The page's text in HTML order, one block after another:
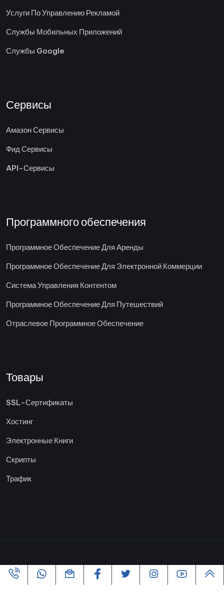
Услуги По Управлению Рекламой
Службы Мобильных Приложений
Службы Google
Сервисы
Амазон Сервисы
Фид Сервисы
API-Сервисы
Программного обеспечения
Программное Обеспечение Для Аренды
Программное Обеспечение Для Электронной Коммерции
Система Управления Контентом
Программное Обеспечение Для Путешествий
Отраслевое Программное Обеспечение
Товары
SSL-Сертификаты
Хостинг
Электронные Книги
Скрипты
Трафик
Copyright ©2005-2026 Все права защищены | Powered By